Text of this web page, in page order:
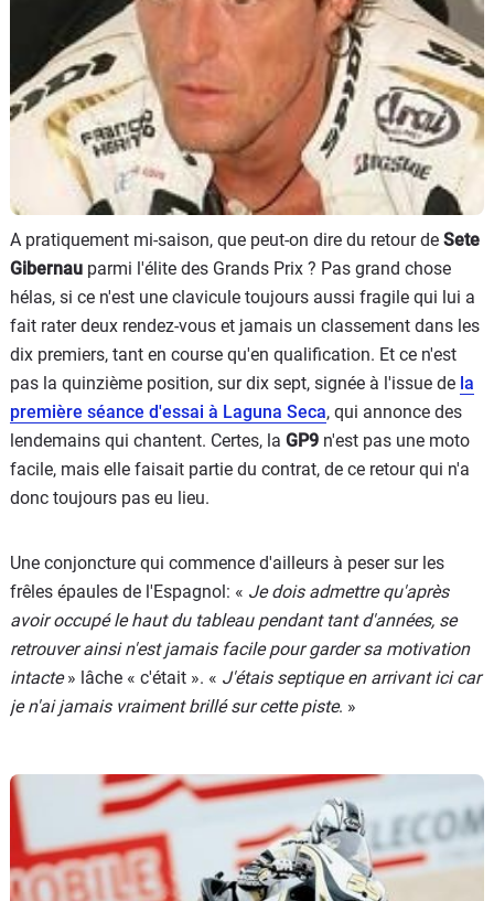
A pratiquement mi-saison, que peut-on dire du retour de Sete
Gibernau parmi l'élite des Grands Prix ? Pas grand chose
hélas, si ce n'est une clavicule toujours aussi fragile qui lui a
fait rater deux rendez-vous et jamais un classement dans les
dix premiers, tant en course qu'en qualification. Et ce n'est
pas la quinzième position, sur dix sept, signée à l'issue de la
première séance d'essai à Laguna Seca, qui annonce des
lendemains qui chantent. Certes, la GP9 n'est pas une moto
facile, mais elle faisait partie du contrat, de ce retour qui n'a
donc toujours pas eu lieu.
Une conjoncture qui commence d'ailleurs à peser sur les
frêles épaules de l'Espagnol: « Je dois admettre qu'après
avoir occupé le haut du tableau pendant tant d'années, se
retrouver ainsi n'est jamais facile pour garder sa motivation
intacte» lâche « c'était ». « J'étais septique en arrivant ici car
je n'ai jamais vraiment brillé sur cette piste. »